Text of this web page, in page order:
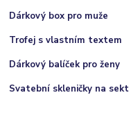
Dárkový box pro muže
Trofej s vlastním textem
Dárkový balíček pro ženy
Svatební skleničky na sekt